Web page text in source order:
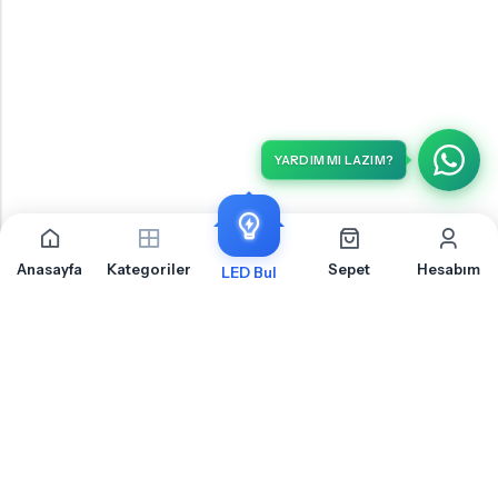
YARDIM MI LAZIM?
Anasayfa Kategoriler LED Bul Sepet Hesabım